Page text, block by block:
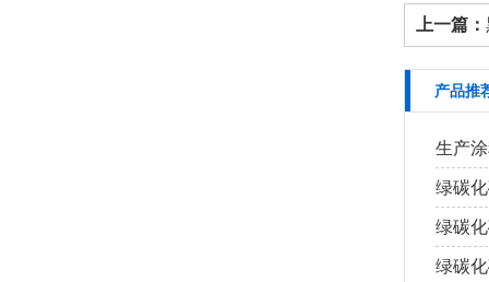
上一篇：
产品推
生产
绿碳
绿碳
绿碳